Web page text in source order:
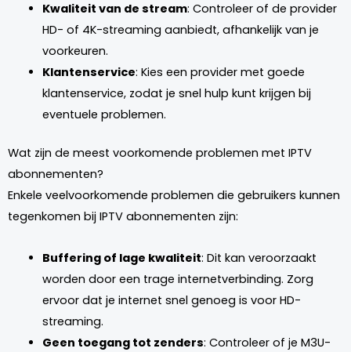
Kwaliteit van de stream: Controleer of de provider
HD- of 4K-streaming aanbiedt, afhankelijk van je
voorkeuren.
Klantenservice: Kies een provider met goede
klantenservice, zodat je snel hulp kunt krijgen bij
eventuele problemen.
Wat zijn de meest voorkomende problemen met IPTV
abonnementen?
Enkele veelvoorkomende problemen die gebruikers kunnen
tegenkomen bij IPTV abonnementen zijn:
Buffering of lage kwaliteit: Dit kan veroorzaakt
worden door een trage internetverbinding. Zorg
ervoor dat je internet snel genoeg is voor HD-
streaming.
Geen toegang tot zenders: Controleer of je M3U-